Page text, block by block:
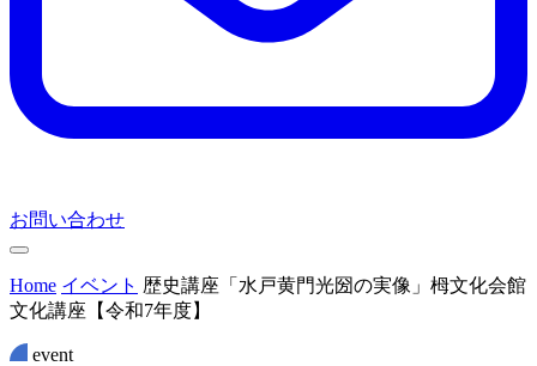
お問い合わせ
Home イベント 歴史講座「水戸黄門光圀の実像」栂文化会館
文化講座【令和7年度】
event